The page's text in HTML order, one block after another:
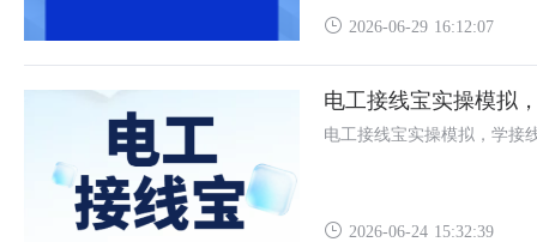
2026-06-29 16:12:07
电工接线宝实操模拟
电工接线宝实操模拟，学接
2026-06-24 15:32:39